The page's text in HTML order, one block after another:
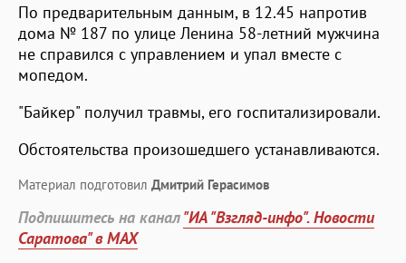
По предварительным данным, в 12.45 напротив
дома № 187 по улице Ленина 58-летний мужчина
не справился с управлением и упал вместе с
мопедом.
"Байкер" получил травмы, его госпитализировали.
Обстоятельства произошедшего устанавливаются.
Материал подготовил Дмитрий Герасимов
Подпишитесь на канал"ИА "Взгляд-инфо". Новости
Саратова" в MAX